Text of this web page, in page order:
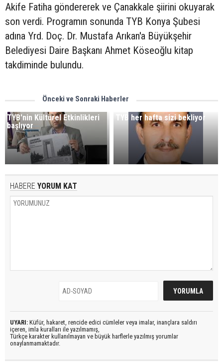
Akife Fatiha göndererek ve Çanakkale şiirini okuyarak
son verdi. Programın sonunda TYB Konya Şubesi
adına Yrd. Doç. Dr. Mustafa Arıkan'a Büyükşehir
Belediyesi Daire Başkanı Ahmet Köseoğlu kitap
takdiminde bulundu.
Önceki ve Sonraki Haberler
TYB'nin Kültürel Etkinlikleri
başlıyor
TYB her hafta sizi bekliyor
HABERE YORUM KAT
UYARI: Küfür, hakaret, rencide edici cümleler veya imalar, inançlara saldırı
içeren, imla kuralları ile yazılmamış,
Türkçe karakter kullanılmayan ve büyük harflerle yazılmış yorumlar
onaylanmamaktadır.